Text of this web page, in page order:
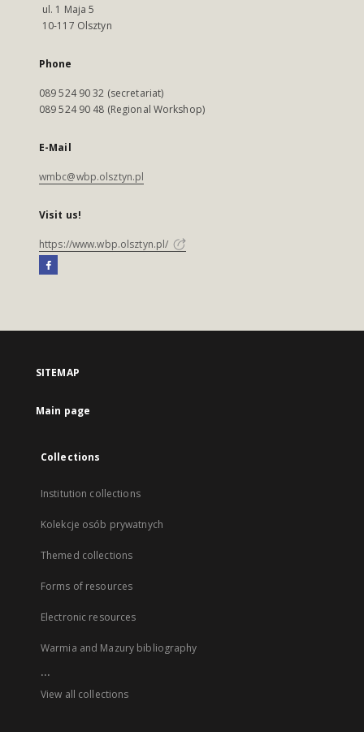
ul. 1 Maja 5
10-117 Olsztyn
Phone
089 524 90 32 (secretariat)
089 524 90 48 (Regional Workshop)
E-Mail
wmbc@wbp.olsztyn.pl
Visit us!
https://www.wbp.olsztyn.pl/
SITEMAP
Main page
Collections
Institution collections
Kolekcje osób prywatnych
Themed collections
Forms of resources
Electronic resources
Warmia and Mazury bibliography
...
View all collections